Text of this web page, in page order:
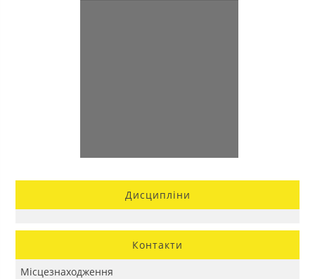
Дисципліни
Контакти
Місцезнаходження